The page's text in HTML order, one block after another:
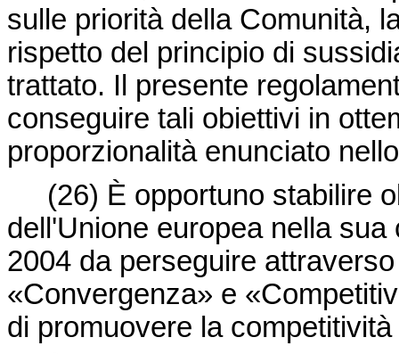
sulle priorità della Comunità,
rispetto del principio di
trattato. Il presente
conseguire tali obiettivi in
proporzionalità enunciato
(26) È opportuno stabilire
dell'Unione europea nella
2004 da perseguire
«Convergenza» e
di promuovere la